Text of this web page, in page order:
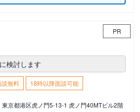
PR
検討します
無料 18時以降面談可能
東京都港区虎ノ門5-13-1 虎ノ門40MTビル2階